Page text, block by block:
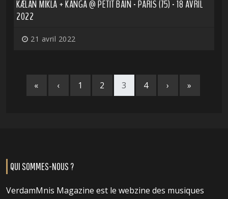
KÆLAN MIKLA + KANGA @ PETIT BAIN - PARIS (75) - 18 AVRIL
2022
21 avril 2022
« ‹ 1 2 3 4 › »
QUI SOMMES-NOUS ?
VerdamMnis Magazine est le webzine des musiques